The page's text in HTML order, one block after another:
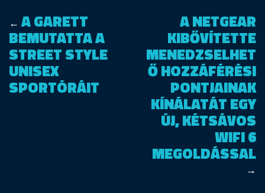
← A GARETT
BEMUTATTA A
STREET STYLE
UNISEX
SPORTÓRÁIT
A NETGEAR
KIBŐVÍTETTE
MENEDZSELHET
Ő HOZZÁFÉRÉSI
PONTJAINAK
KÍNÁLATÁT EGY
ÚJ, KÉTSÁVOS
WIFI 6
MEGOLDÁSSAL
→